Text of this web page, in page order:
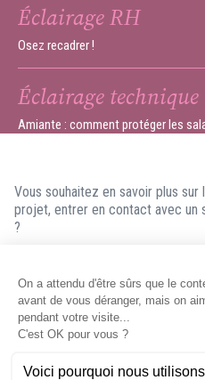
Éclairage RH
Osez recadrer !
Éclairage technique
Amiante : comment protéger les
Vous souhaitez en savoir plus sur
projet, entrer en contact avec un
?
répondre dans les meilleurs délais.